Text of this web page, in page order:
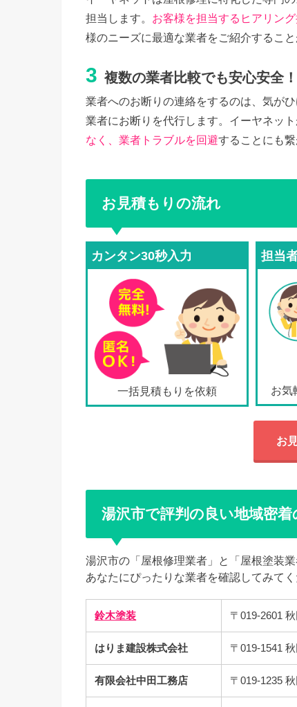
担当します。 お客様を担当するヒアリン
様のニーズに最適な業者をご紹介すること
3 複数の業者比較でも安心安全！
業者へのお断りの連絡をするのは、気が
業者にお断りを代行します。イーヤネッ
なく、業者トラブルを回避することにも繋
お見積もりの流れ
カンタン30秒入力
一括見積もりを依頼
担当
お気
お
湯沢市で評判の良い地域密
湯沢市の「屋根修理業者」と「屋根塗装
あなたにぴったりな業者を確認してみてく
鈴木塗装 〒019-2601
はりま建設株式会社 〒019-1541
有限会社中田工務店 〒019-1235